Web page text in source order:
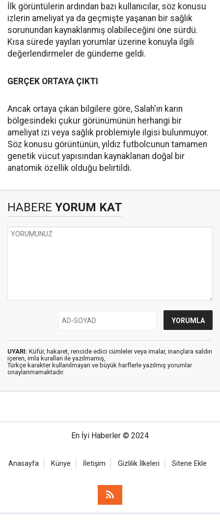
İlk görüntülerin ardından bazı kullanıcılar, söz konusu
izlerin ameliyat ya da geçmişte yaşanan bir sağlık
sorunundan kaynaklanmış olabileceğini öne sürdü.
Kısa sürede yayılan yorumlar üzerine konuyla ilgili
değerlendirmeler de gündeme geldi.
GERÇEK ORTAYA ÇIKTI
Ancak ortaya çıkan bilgilere göre, Salah'ın karın
bölgesindeki çukur görünümünün herhangi bir
ameliyat izi veya sağlık problemiyle ilgisi bulunmuyor.
Söz konusu görüntünün, yıldız futbolcunun tamamen
genetik vücut yapısından kaynaklanan doğal bir
anatomik özellik olduğu belirtildi.
HABERE YORUM KAT
UYARI: Küfür, hakaret, rencide edici cümleler veya imalar, inançlara saldırı
içeren, imla kuralları ile yazılmamış,
Türkçe karakter kullanılmayan ve büyük harflerle yazılmış yorumlar
onaylanmamaktadır.
En İyi Haberler © 2024
Anasayfa Künye İletişim Gizlilik İlkeleri Sitene Ekle